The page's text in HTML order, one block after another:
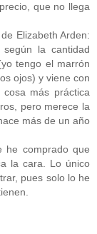
que no llega
Elizabeth Arden:
la cantidad
tengo el marrón
ojos) y viene con
más práctica
pero merece la
más de un año
he comprado que
la cara. Lo único
pues solo lo he